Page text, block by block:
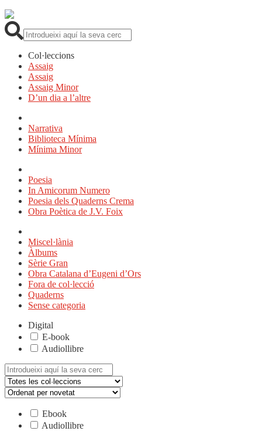
Col·leccions
Assaig
Assaig
Assaig Minor
D’un dia a l’altre
Narrativa
Biblioteca Mínima
Mínima Minor
Poesia
In Amicorum Numero
Poesia dels Quaderns Crema
Obra Poètica de J.V. Foix
Miscel·lània
Àlbums
Sèrie Gran
Obra Catalana d’Eugeni d’Ors
Fora de col·lecció
Quaderns
Sense categoria
Digital
E-book
Audiollibre
Cerca:
Ebook
Audiollibre